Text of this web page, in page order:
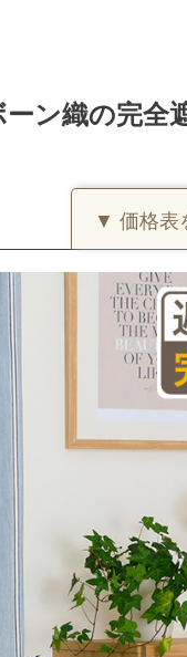
ン織の完全
▼ 価格表
(価
29,700
41,250円
ります。